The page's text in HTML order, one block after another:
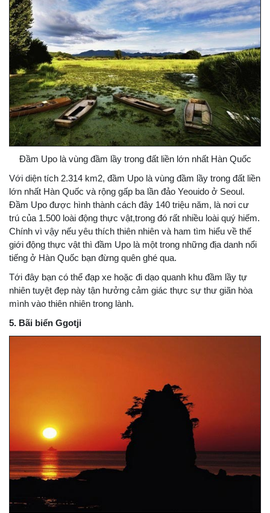
Đầm Upo là vùng đầm lầy trong đất liền lớn nhất Hàn Quốc
Với diện tích 2.314 km2, đầm Upo là vùng đầm lầy trong đất liền
lớn nhất Hàn Quốc và rộng gấp ba lần đảo Yeouido ở Seoul.
Đầm Upo được hình thành cách đây 140 triệu năm, là nơi cư
trú của 1.500 loài động thực vật,trong đó rất nhiều loài quý hiếm.
Chính vì vậy nếu yêu thích thiên nhiên và ham tìm hiểu về thế
giới động thực vật thì đầm Upo là một trong những địa danh nổi
tiếng ở Hàn Quốc bạn đừng quên ghé qua.
Tới đây bạn có thể đạp xe hoặc đi dạo quanh khu đầm lầy tự
nhiên tuyệt đẹp này tận hưởng cảm giác thực sự thư giãn hòa
mình vào thiên nhiên trong lành.
5. Bãi biển Ggotji